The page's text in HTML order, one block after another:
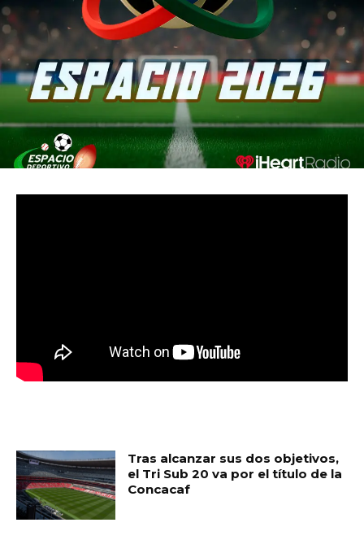
Tras alcanzar sus dos objetivos,
el Tri Sub 20 va por el título de la
Concacaf